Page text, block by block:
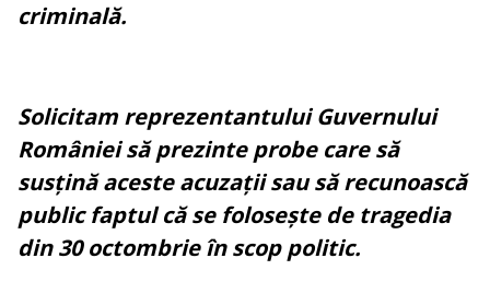
criminală.
Solicitam reprezentantului Guvernului
României să prezinte probe care să
susțină aceste acuzații sau să recunoască
public faptul că se folosește de tragedia
din 30 octombrie în scop politic.